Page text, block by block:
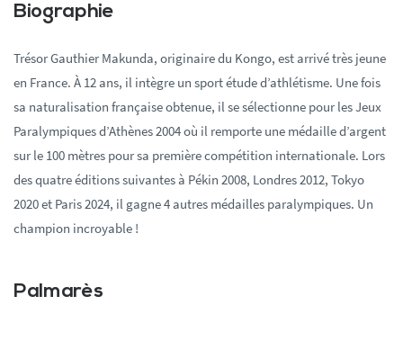
Biographie
Trésor Gauthier Makunda, originaire du Kongo, est arrivé très jeune
en France. À 12 ans, il intègre un sport étude d’athlétisme. Une fois
sa naturalisation française obtenue, il se sélectionne pour les Jeux
Paralympiques d’Athènes 2004 où il remporte une médaille d’argent
sur le 100 mètres pour sa première compétition internationale. Lors
des quatre éditions suivantes à Pékin 2008, Londres 2012, Tokyo
2020 et Paris 2024, il gagne 4 autres médailles paralympiques. Un
champion incroyable !
Palmarès